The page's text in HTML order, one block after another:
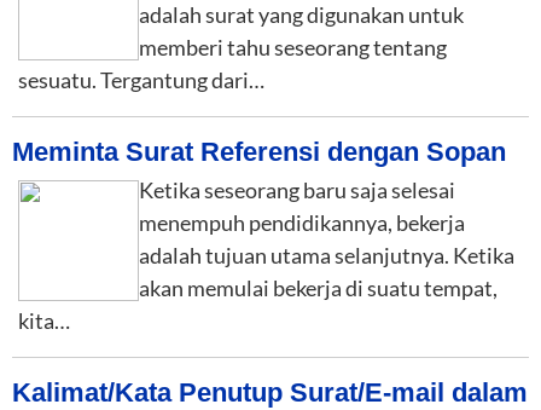
adalah surat yang digunakan untuk
memberi tahu seseorang tentang
sesuatu. Tergantung dari…
Meminta Surat Referensi dengan Sopan
Ketika seseorang baru saja selesai
menempuh pendidikannya, bekerja
adalah tujuan utama selanjutnya. Ketika
akan memulai bekerja di suatu tempat,
kita…
Kalimat/Kata Penutup Surat/E-mail dalam